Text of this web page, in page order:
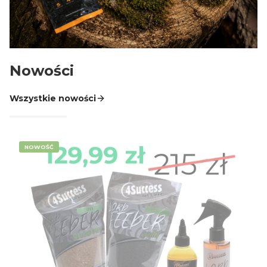
AGRAFKI KRĘTLIKI TULEJE PINY WKRĘTKI
GOTOWE PRZYPONY SPINNINGOWE LEADERY
GŁÓWKI JIGOWE CZEBURASZKI
KOTWICE HAKI DOZBROJKI I OCHRONA KOTWIC
więcej
Nowości
Wszystkie nowości
NOWOŚĆ